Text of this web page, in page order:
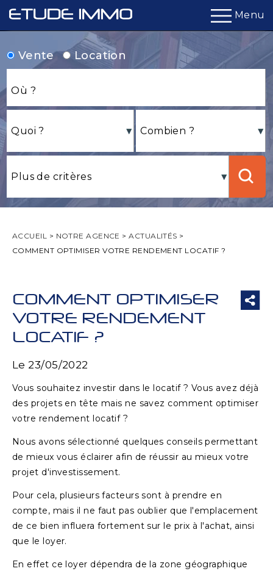
Menu
Vente Location
ACCUEIL > NOTRE AGENCE >ACTUALITÉS >
COMMENT OPTIMISER VOTRE RENDEMENT LOCATIF ?
COMMENT OPTIMISER
VOTRE RENDEMENT
LOCATIF ?
Le 23/05/2022
Vous souhaitez investir dans le locatif ? Vous avez déjà
des projets en tête mais ne savez comment optimiser
votre rendement locatif ?
Nous avons sélectionné quelques conseils permettant
de mieux vous éclairer afin de réussir au mieux votre
projet d'investissement.
Pour cela, plusieurs facteurs sont à prendre en
compte, mais il ne faut pas oublier que l'emplacement
de ce bien influera fortement sur le prix à l'achat, ainsi
que le loyer.
En effet ce loyer dépendra de la zone géographique